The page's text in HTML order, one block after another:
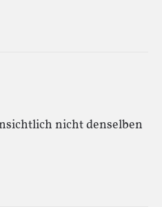
nicht denselben